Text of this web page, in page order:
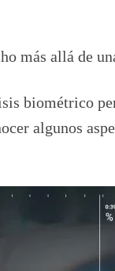
más allá de
biométrico
algunos